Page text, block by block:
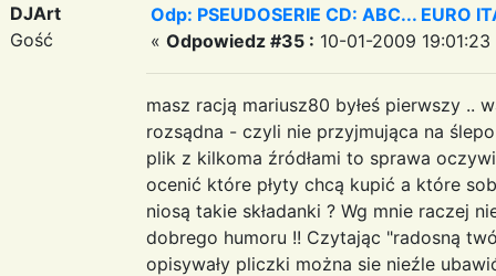
DJArt
Gość
Odp: PSEUDOSERIE CD: ABC... EURO
« Odpowiedz #35 : 10-01-2009 19:01:23
masz racją mariusz80 byłeś pierwszy ..
rozsądna - czyli nie przyjmująca na
plik z kilkoma źródłami to sprawa
ocenić które płyty chcą kupić a które
niosą takie składanki ? Wg mnie raczej
dobrego humoru !! Czytając "radosną
opisywały pliczki można sie nieźle